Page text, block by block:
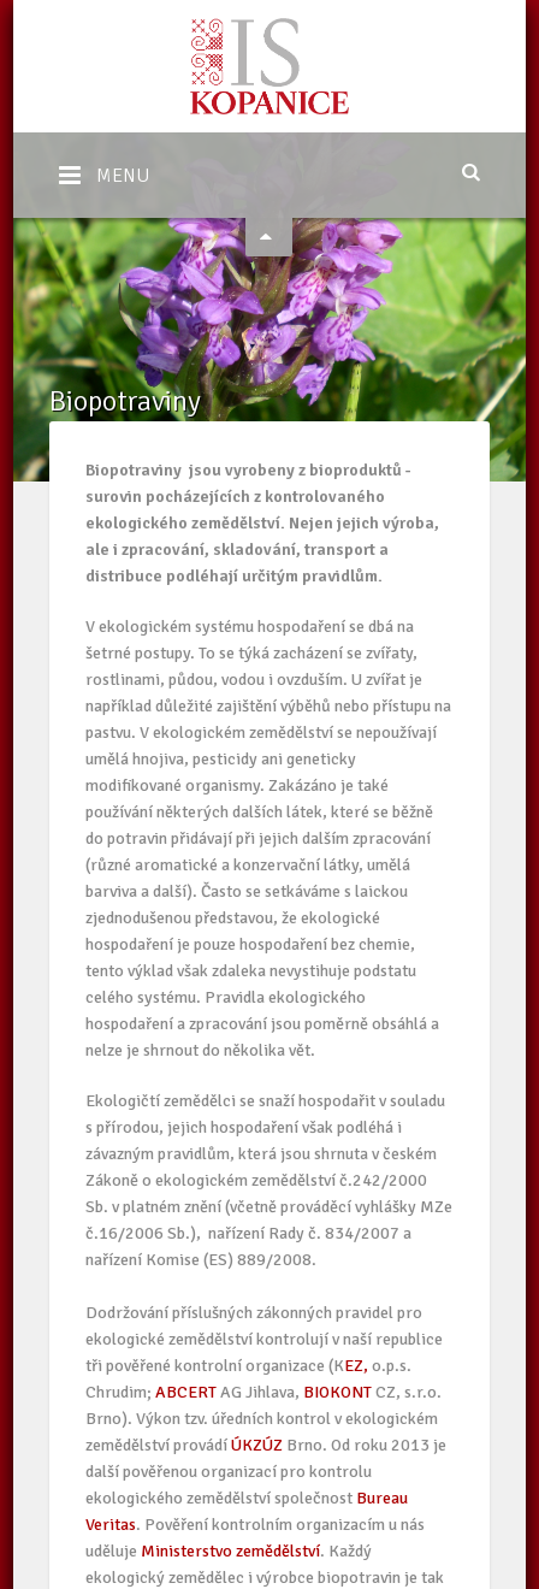
MENU
Biopotraviny
Biopotraviny jsou vyrobeny z bioproduktů -
surovin pocházejících z kontrolovaného
ekologického zemědělství. Nejen jejich výroba,
ale i zpracování, skladování, transport a
distribuce podléhají určitým pravidlům.
V ekologickém systému hospodaření se dbá na
šetrné postupy. To se týká zacházení se zvířaty,
rostlinami, půdou, vodou i ovzduším. U zvířat je
například důležité zajištění výběhů nebo přístupu na
pastvu. V ekologickém zemědělství se nepoužívají
umělá hnojiva, pesticidy ani geneticky
modifikované organismy. Zakázáno je také
používání některých dalších látek, které se běžně
do potravin přidávají při jejich dalším zpracování
(různé aromatické a konzervační látky, umělá
barviva a další). Často se setkáváme s laickou
zjednodušenou představou, že ekologické
hospodaření je pouze hospodaření bez chemie,
tento výklad však zdaleka nevystihuje podstatu
celého systému. Pravidla ekologického
hospodaření a zpracování jsou poměrně obsáhlá a
nelze je shrnout do několika vět.
Ekologičtí zemědělci se snaží hospodařit v souladu
s přírodou, jejich hospodaření však podléhá i
závazným pravidlům, která jsou shrnuta v českém
Zákoně o ekologickém zemědělství č.242/2000
Sb. v platném znění (včetně prováděcí vyhlášky MZe
č.16/2006 Sb.), nařízení Rady č. 834/2007 a
nařízení Komise (ES) 889/2008.
Dodržování příslušných zákonných pravidel pro
ekologické zemědělství kontrolují v naší republice
tři pověřené kontrolní organizace (KEZ, o.p.s.
Chrudim;ABCERTAG Jihlava, BIOKONTCZ, s.r.o.
Brno). Výkon tzv. úředních kontrol v ekologickém
zemědělství provádíÚKZÚZ Brno. Od roku 2013 je
další pověřenou organizací pro kontrolu
ekologického zemědělství společnost Bureau
Veritas. Pověření kontrolním organizacím u nás
uděluje Ministerstvo zemědělství. Každý
ekologický zemědělec i výrobce biopotravin je tak